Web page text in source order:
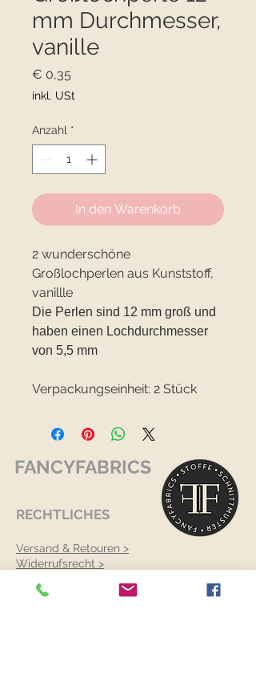
mm Durchmesser,
vanille
€ 0,35
inkl. USt
Anzahl *
In den Warenkorb
2 wunderschöne
Großlochperlen aus Kunststoff,
vanillle
Die Perlen sind 12 mm groß und
haben einen Lochdurchmesser
von 5,5 mm
Verpackungseinheit: 2 Stück
FANCYFABRICS
RECHTLICHES
Versand & Retouren >
Widerrufsrecht >
Über uns >